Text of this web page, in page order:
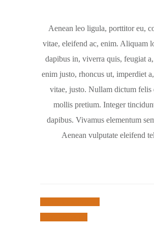
Aenean leo ligula, porttitor eu,
vitae, eleifend ac, enim. Aliquam
dapibus in, viverra quis, feugiat
enim justo, rhoncus ut, imperdiet
vitae, justo. Nullam dictum felis
mollis pretium. Integer
dapibus. Vivamus elementum
Aenean vulputate eleifend